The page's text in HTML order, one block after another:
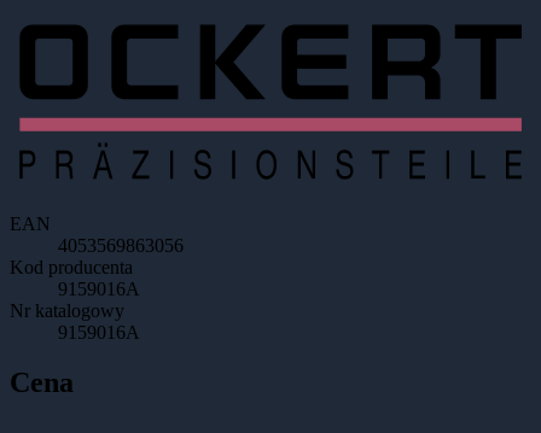
EAN
4053569863056
Kod producenta
9159016A
Nr katalogowy
9159016A
Cena